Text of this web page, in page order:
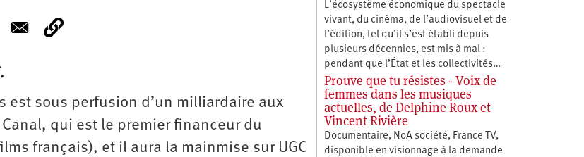
est sous perfusion d’un milliardaire aux
qui est le premier financeur du
français), et il aura la mainmise sur UGC
L’écosystème économique du spectacle
vivant, du cinéma, de l’audiovisuel et de
l’édition, tel qu’il s’est établi depuis
plusieurs décennies, est mis à mal :
pendant que l’État et les collectivités…
Prouve que tu résistes - Voix de
femmes dans les musiques
actuelles, de Delphine Roux et
Vincent Rivière
Documentaire, NoA société, France TV,
disponible en visionnage à la demande